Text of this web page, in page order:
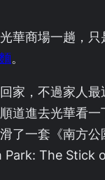
華商場一趟，只
。
家，不過家人最
道進去光華看一
了一套《南方公
Park: The Stick